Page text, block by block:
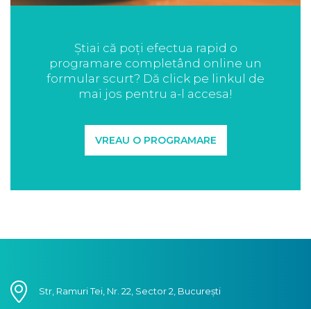
Știai că poți efectua rapid o
programare completând online un
formular scurt? Dă click pe linkul de
mai jos pentru a-l accesa!
VREAU O PROGRAMARE
Str, Ramuri Tei, Nr. 22, Sector 2, București